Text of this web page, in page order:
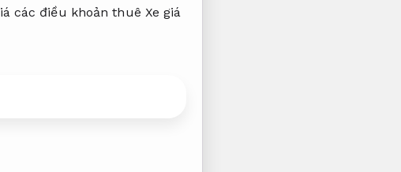
các điều khoản thuê Xe giá